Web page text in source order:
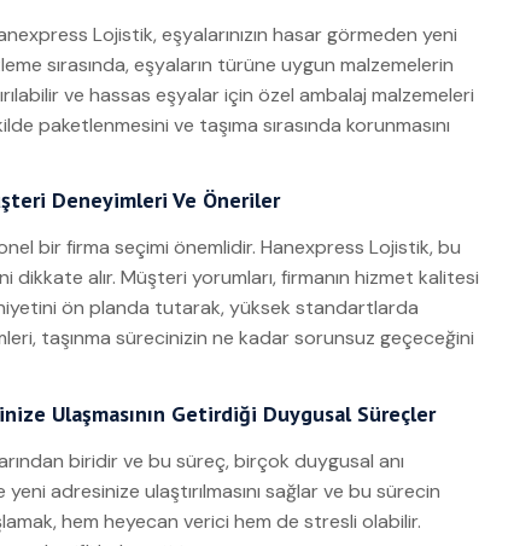
Lojistik, eşyalarınızın hasar görmeden yeni
sırasında, eşyaların türüne uygun malzemelerin
ve hassas eşyalar için özel ambalaj malzemeleri
paketlenmesini ve taşıma sırasında korunmasını
Deneyimleri Ve Öneriler
bir firma seçimi önemlidir. Hanexpress Lojistik, bu
alır. Müşteri yorumları, firmanın hizmet kalitesi
ön planda tutarak, yüksek standartlarda
taşınma sürecinizin ne kadar sorunsuz geçeceğini
Ulaşmasının Getirdiği Duygusal Süreçler
biridir ve bu süreç, birçok duygusal anı
adresinize ulaştırılmasını sağlar ve bu sürecin
hem heyecan verici hem de stresli olabilir.